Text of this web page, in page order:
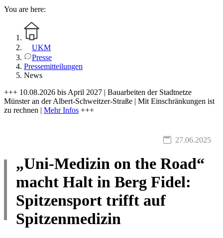
You are here:
UKM
Presse
Pressemitteilungen
News
+++ 10.08.2026 bis April 2027 | Bauarbeiten der Stadtnetze
Münster an der Albert-Schweitzer-Straße | Mit Einschränkungen ist
zu rechnen | Mehr Infos +++
27.06.2025
„Uni-Medizin on the Road“
macht Halt in Berg Fidel:
Spitzensport trifft auf
Spitzenmedizin